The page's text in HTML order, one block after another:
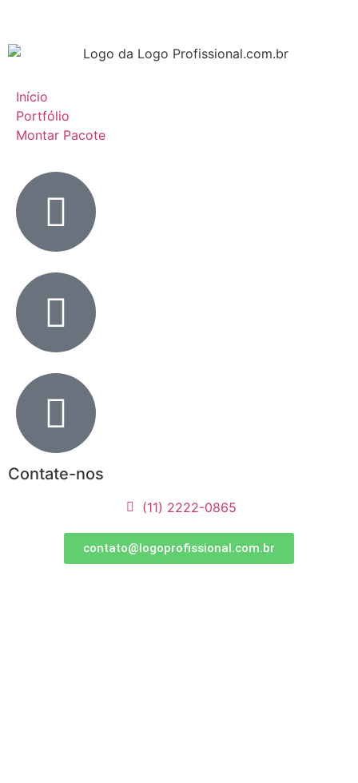
Início
Portfólio
Montar Pacote
Contate-nos
(11) 2222-0865
contato@logoprofissional.com.br